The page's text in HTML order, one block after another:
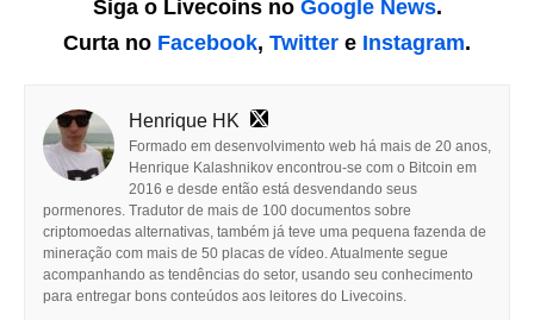
Siga o Livecoins no Google News.
Curta no Facebook, Twitter e Instagram.
Henrique HK
Formado em desenvolvimento web há mais de 20 anos,
Henrique Kalashnikov encontrou-se com o Bitcoin em
2016 e desde então está desvendando seus
pormenores. Tradutor de mais de 100 documentos sobre
criptomoedas alternativas, também já teve uma pequena fazenda de
mineração com mais de 50 placas de vídeo. Atualmente segue
acompanhando as tendências do setor, usando seu conhecimento
para entregar bons conteúdos aos leitores do Livecoins.